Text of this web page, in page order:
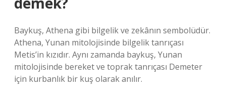
Baykuş, Athena gibi bilgelik ve zekânın sembolüdür.
Athena, Yunan mitolojisinde bilgelik tanrıçası
Metis’in kızıdır. Aynı zamanda baykuş, Yunan
mitolojisinde bereket ve toprak tanrıçası Demeter
için kurbanlık bir kuş olarak anılır.